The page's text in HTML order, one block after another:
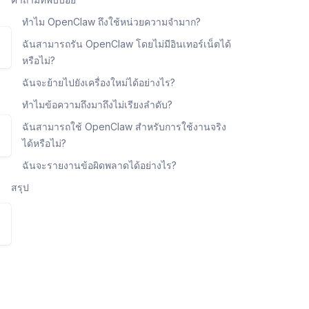
ทำไม OpenClaw ถึงใช้หน่วยความจำมาก?
ฉันสามารถรัน OpenClaw โดยไม่มีอินเทอร์เน็ตได้
หรือไม่?
ฉันจะย้ายไปยังเครื่องใหม่ได้อย่างไร?
ทำไมข้อความถึงมาถึงไม่เรียงลำดับ?
ฉันสามารถใช้ OpenClaw สำหรับการใช้งานจริง
ได้หรือไม่?
ฉันจะรายงานข้อผิดพลาดได้อย่างไร?
สรุป